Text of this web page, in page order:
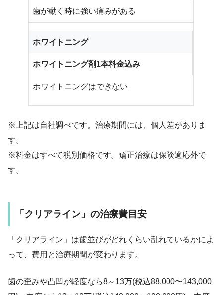
歯が動く時に強い痛みがある
ホワイトニング
ホワイトニング剤1本料金込み
ホワイトニングはできない
※上記は自社調べです。治療期間には、個人差がありま
す。
※料金はすべて税別価格です。矯正治療は保険適応外で
す。
「クリアライン」の治療費目安
「クリアライン」は歯並びがどれくらい乱れているかによ
って、費用と治療期間が変わります。
歯の歪みや凸凹が軽度なら8～13万(税込88,000〜143,000